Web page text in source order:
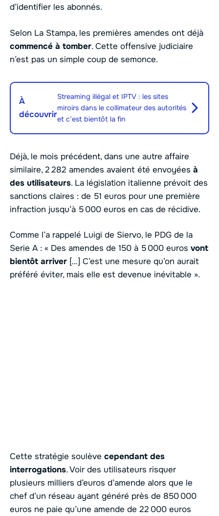
d’identifier les abonnés.
Selon La Stampa, les premières amendes ont déjà
commencé à tomber. Cette offensive judiciaire
n’est pas un simple coup de semonce.
À
découvrir
Streaming illégal et IPTV : les sites
miroirs dans le collimateur des autorités
et c’est bientôt la fin
Déjà, le mois précédent, dans une autre affaire
similaire, 2 282 amendes avaient été envoyées à
des utilisateurs. La législation italienne prévoit des
sanctions claires : de 51 euros pour une première
infraction jusqu’à 5 000 euros en cas de récidive.
Comme l’a rappelé Luigi de Siervo, le PDG de la
Serie A : « Des amendes de 150 à 5 000 euros vont
bientôt arriver […] C’est une mesure qu’on aurait
préféré éviter, mais elle est devenue inévitable ».
Cette stratégie soulève cependant des
interrogations. Voir des utilisateurs risquer
plusieurs milliers d’euros d’amende alors que le
chef d’un réseau ayant généré près de 850 000
euros ne paie qu’une amende de 22 000 euros